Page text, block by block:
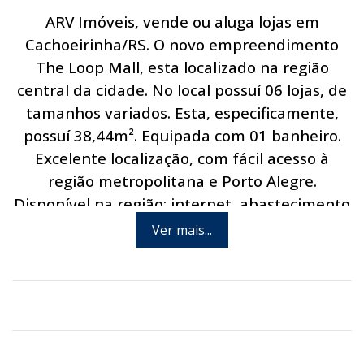
ARV Imóveis, vende ou aluga lojas em
Cachoeirinha/RS. O novo empreendimento
The Loop Mall, esta localizado na região
central da cidade. No local possuí 06 lojas, de
tamanhos variados. Esta, especificamente,
possuí 38,44m². Equipada com 01 banheiro.
Excelente localização, com fácil acesso à
região metropolitana e Porto Alegre.
Disponível na região: internet, abastecimento
de água, energia elétrica e linha de ônibus.
Agende hoje mesmo uma visita com um de
Ver mais...